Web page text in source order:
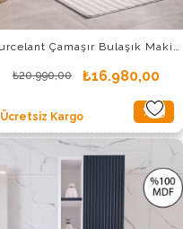
Nurcelant Çamaşır Bulaşık Makinesi Kurutmalık Dolabı MDF Antrasit
₺16.980,00
₺20.990,00
%19
İndirim
Ücretsiz Kargo